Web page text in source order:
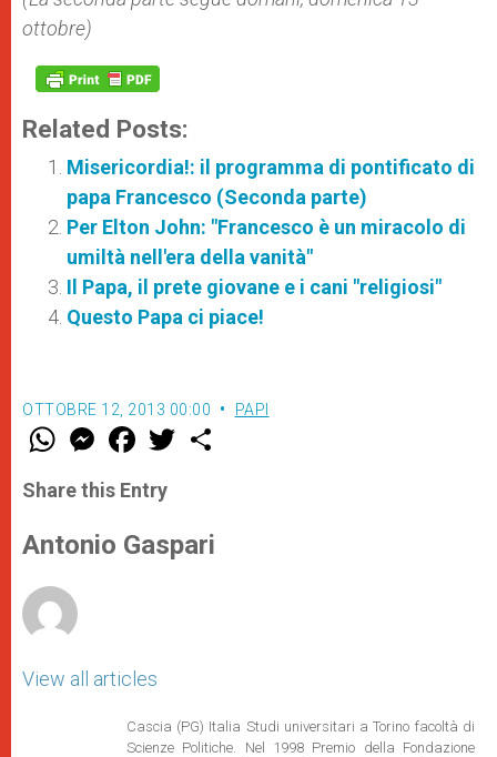
ottobre)
Related Posts:
Misericordia!: il programma di pontificato di
papa Francesco (Seconda parte)
Per Elton John: "Francesco è un miracolo di
umiltà nell'era della vanità"
Il Papa, il prete giovane e i cani "religiosi"
Questo Papa ci piace!
OTTOBRE 12, 2013 00:00 PAPI
W
t
s
p
p
M
e
s
e
g
e
F
a
e
b
o
k
w
r
Share this Entry
Antonio Gaspari
View all articles
Cascia (PG) Italia Studi universitari a Torino facoltà di
Scienze Politiche. Nel 1998 Premio della Fondazione